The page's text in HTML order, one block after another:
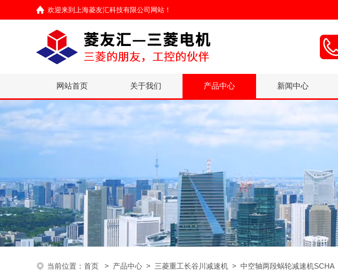
欢迎来到 上海菱友汇科技有限公司网站 ！
网站首页 关于我们 产品中心 新闻中心
当前位置： 首页 > 产品中心 > 三菱重工长谷川减速机 > 中空轴两段蜗轮减速机SCHA